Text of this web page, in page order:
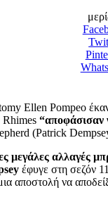
Ellen Pompeo
Rhimes “αποφάσισαν
(Patrick
μεγάλες αλλαγές
έφυγε στη σεζόν
μια αποστολή να